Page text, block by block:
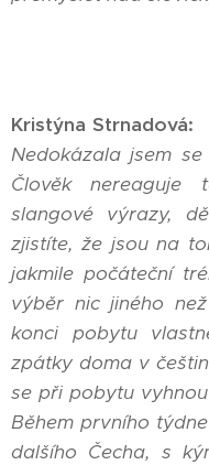
Kristýna Strnadová:
Nedokázala jsem
Člověk nereaguje
slangové výrazy,
zjistíte, že jsou na
jakmile počáteční
výběr nic jiného
konci pobytu
zpátky doma v
se při pobytu
Během prvního
dalšího Čecha, s